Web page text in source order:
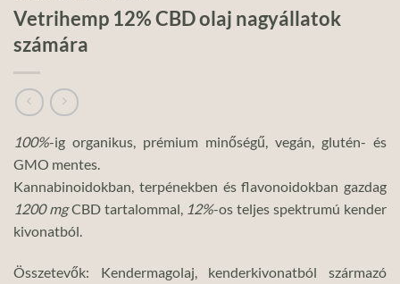
Vetrihemp 12% CBD olaj nagyállatok
számára
100%-ig organikus, prémium minőségű, vegán, glutén- és
GMO mentes.
Kannabinoidokban, terpénekben és flavonoidokban gazdag
1200mgCBD tartalommal, 12%-os teljes spektrumú kender
kivonatból.
Összetevők: Kendermagolaj, kenderkivonatból származó